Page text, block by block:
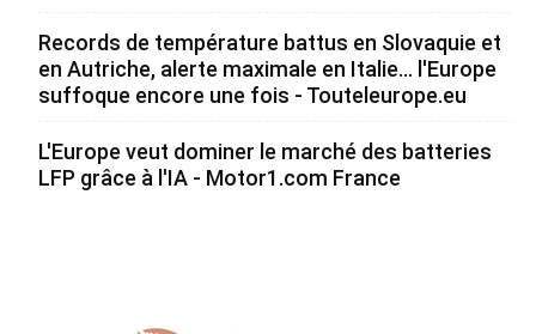
Records de température battus en Slovaquie et
en Autriche, alerte maximale en Italie... l'Europe
suffoque encore une fois - Touteleurope.eu
L'Europe veut dominer le marché des batteries
LFP grâce à l'IA - Motor1.com France